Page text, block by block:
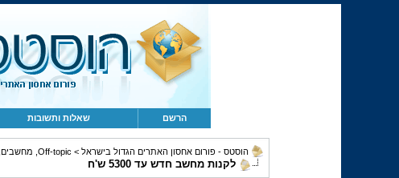
הרשם שאלות ותשובות
הוסטס - פורום אחסון האתרים הגדול בישראל > Off-topic, מחשבים, קהילה ומשוב
לקנות מחשב חדש עד 5300 ש'ח